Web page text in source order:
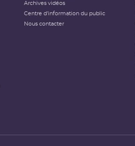
Archives vidéos
Centre d'information du public
Nous contacter